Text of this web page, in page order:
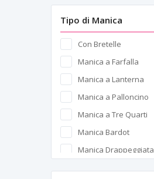
Vallis
Venice
Ventus
Verona
Vesper
Vienna
Vivida
Zaria
Zion
Taglio Laser
Tipo di Manica
Con Bretelle
Manica a Farfalla
Manica a Lanterna
Manica a Palloncino
Manica a Tre Quarti
Manica Bardot
Manica Drappeggiata